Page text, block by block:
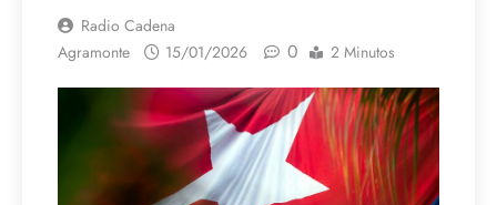
Radio Cadena
Agramonte
15/01/2026 0 2 Minutos